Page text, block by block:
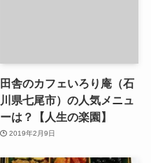
田舎のカフェいろり庵（石
川県七尾市）の人気メニュ
ーは？【人生の楽園】
2019年2月9日